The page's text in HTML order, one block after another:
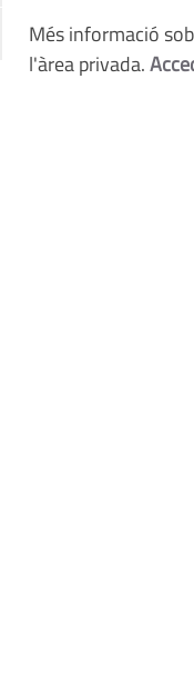
Més informació
l'àrea privada.